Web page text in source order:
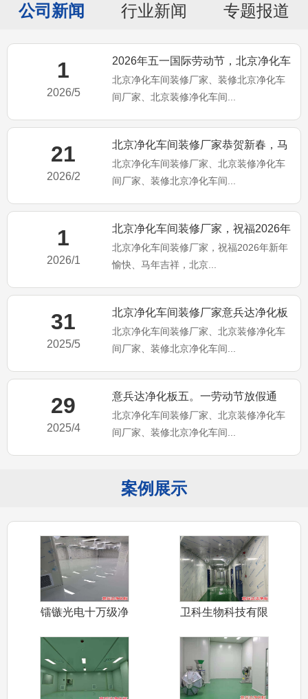
公司新闻 行业新闻 专题报道
1
2026/5
2026年五一国际劳动节，北京净化车
间装修、净化板销售厂家
北京净化车间装修厂家、装修北京净化车
间厂家、北京装修净化车间...
21
2026/2
北京净化车间装修厂家恭贺新春，马
年大吉
北京净化车间装修厂家、北京装修净化车
间厂家、装修北京净化车间...
1
2026/1
北京净化车间装修厂家，祝福2026年
新年愉快、马年吉祥，北
北京净化车间装修厂家，祝福2026年新年
愉快、马年吉祥，北京...
31
2025/5
北京净化车间装修厂家意兵达净化板
公司端午佳节！祝大家端午安
北京净化车间装修厂家、北京装修净化车
间厂家、装修北京净化车间...
29
2025/4
意兵达净化板五。一劳动节放假通
知，北京净化车间装修厂家
北京净化车间装修厂家、北京装修净化车
间厂家、装修北京净化车间...
案例展示
镭镞光电十万级净
卫科生物科技有限